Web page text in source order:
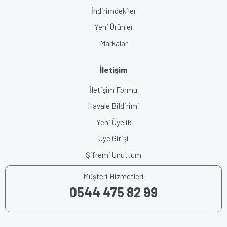
İndirimdekiler
Yeni Ürünler
Markalar
İletişim
İletişim Formu
Havale Bildirimi
Yeni Üyelik
Üye Girişi
Şifremi Unuttum
Müşteri Hizmetleri
0544 475 82 99